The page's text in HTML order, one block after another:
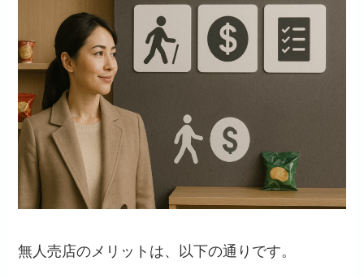
無人売店のメリットは、以下の通りです。